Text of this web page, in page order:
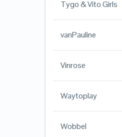
Tygo & Vito Girls
vanPauline
Vinrose
Waytoplay
Wobbel